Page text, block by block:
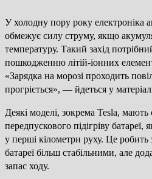
У холодну пору року електроніка
обмежує силу струму, якщо
температуру. Такий захід
пошкодженню літій-іонних
«Зарядка на морозі проходить
прогріється», — йдеться у
Деякі моделі, зокрема Tesla, мають
передпускового підігріву батареї,
у перші кілометри руху. Це
батареї більш стабільними, але
запас ходу.